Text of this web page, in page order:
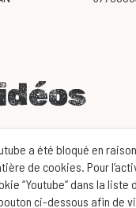
a été bloqué en
de cookies. Pour
“Youtube” dans la
ci-dessous afin de